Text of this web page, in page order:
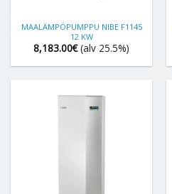
MAALÄMPÖPUMPPU NIBE F1145
12 KW
8,183.00€ (alv 25.5%)